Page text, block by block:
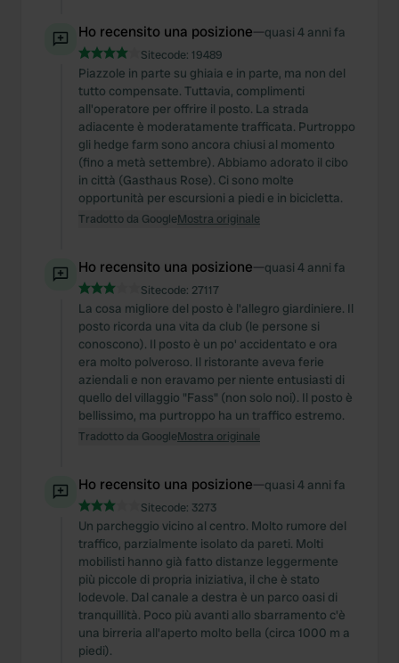
Ho recensito una posizione—quasi 4 anni fa
Sitecode: 19489
Piazzole in parte su ghiaia e in parte, ma non del
tutto compensate. Tuttavia, complimenti
all'operatore per offrire il posto. La strada
adiacente è moderatamente trafficata. Purtroppo
gli hedge farm sono ancora chiusi al momento
(fino a metà settembre). Abbiamo adorato il cibo
in città (Gasthaus Rose). Ci sono molte
opportunità per escursioni a piedi e in bicicletta.
Tradotto da GoogleMostra originale
Ho recensito una posizione—quasi 4 anni fa
Sitecode: 27117
La cosa migliore del posto è l'allegro giardiniere. Il
posto ricorda una vita da club (le persone si
conoscono). Il posto è un po' accidentato e ora
era molto polveroso. Il ristorante aveva ferie
aziendali e non eravamo per niente entusiasti di
quello del villaggio "Fass" (non solo noi). Il posto è
bellissimo, ma purtroppo ha un traffico estremo.
Tradotto da GoogleMostra originale
Ho recensito una posizione—quasi 4 anni fa
Sitecode: 3273
Un parcheggio vicino al centro. Molto rumore del
traffico, parzialmente isolato da pareti. Molti
mobilisti hanno già fatto distanze leggermente
più piccole di propria iniziativa, il che è stato
lodevole. Dal canale a destra è un parco oasi di
tranquillità. Poco più avanti allo sbarramento c'è
una birreria all'aperto molto bella (circa 1000 m a
piedi).